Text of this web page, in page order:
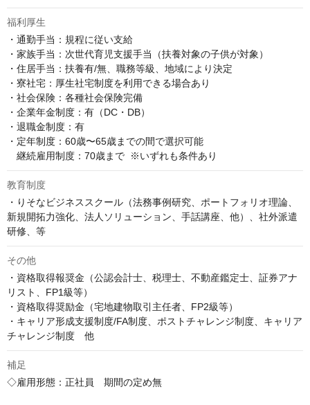
福利厚生
・通勤手当：規程に従い支給
・家族手当：次世代育児支援手当（扶養対象の子供が対象）
・住居手当：扶養有/無、職務等級、地域により決定
・寮社宅：厚生社宅制度を利用できる場合あり
・社会保険：各種社会保険完備
・企業年金制度：有（DC・DB）
・退職金制度：有
・定年制度：60歳〜65歳までの間で選択可能
継続雇用制度：70歳まで  ※いずれも条件あり
教育制度
・りそなビジネススクール（法務事例研究、ポートフォリオ理論、
新規開拓力強化、法人ソリューション、手話講座、他）、社外派遣
研修、等
その他
・資格取得報奨金（公認会計士、税理士、不動産鑑定士、証券アナ
リスト、FP1級等）
・資格取得奨励金（宅地建物取引主任者、FP2級等）
・キャリア形成支援制度/FA制度、ポストチャレンジ制度、キャリア
チャレンジ制度　他
補足
◇雇用形態：正社員　期間の定め無